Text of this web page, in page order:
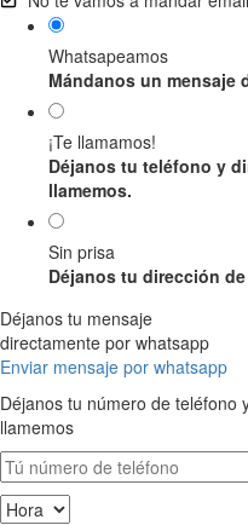
Whatsapeamos
Mándanos un mensaje
¡Te llamamos!
Déjanos tu teléfono y
llamemos.
Sin prisa
Déjanos tu dirección
Déjanos tu mensaje
directamente por whatsapp
Enviar mensaje por whatsapp
Déjanos tu número de teléfono
llamemos